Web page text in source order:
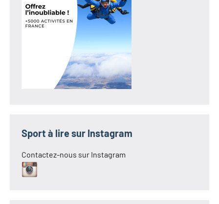
Sport à lire sur Instagram
Contactez-nous sur Instagram